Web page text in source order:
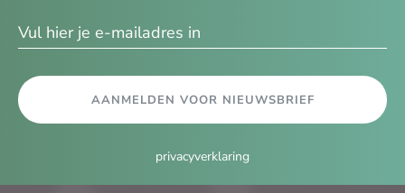
AANMELDEN VOOR NIEUWSBRIEF
privacyverklaring